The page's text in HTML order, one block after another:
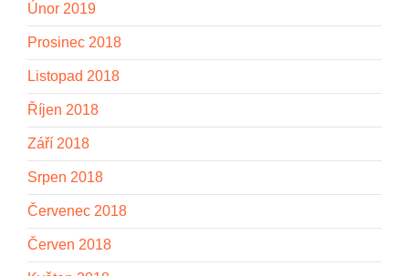
Únor 2019
Prosinec 2018
Listopad 2018
Říjen 2018
Září 2018
Srpen 2018
Červenec 2018
Červen 2018